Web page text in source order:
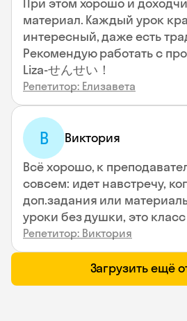
материал. Каждый урок
интересный, даже есть
Рекомендую работать с
Liza-せんせい！
Репетитор: Елизавета
В Виктория
Всё хорошо, к
совсем: идет навстречу,
доп.задания или
уроки без душки, это класс
Репетитор: Виктория
Загрузить ещё